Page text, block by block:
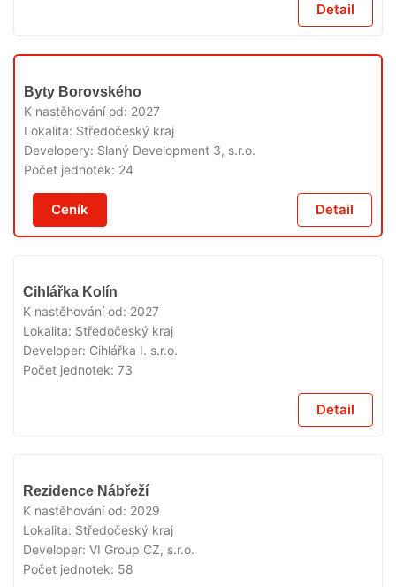
Detail
Byty Borovského
K nastěhování od: 2027
Lokalita: Středočeský kraj
Developery: Slaný Development 3, s.r.o.
Počet jednotek: 24
Ceník Detail
Cihlářka Kolín
K nastěhování od: 2027
Lokalita: Středočeský kraj
Developer: Cihlářka I. s.r.o.
Počet jednotek: 73
Detail
Rezidence Nábřeží
K nastěhování od: 2029
Lokalita: Středočeský kraj
Developer: VI Group CZ, s.r.o.
Počet jednotek: 58